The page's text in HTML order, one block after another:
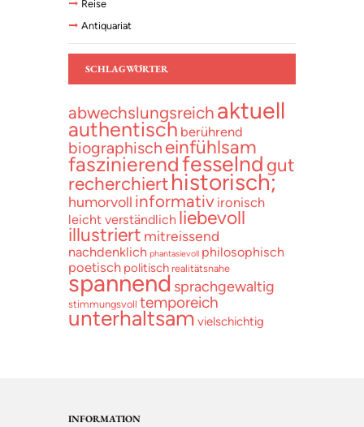
Reise
Antiquariat
SCHLAGWÖRTER
abwechslungsreich aktuell
authentisch berührend
biographisch einfühlsam
faszinierendfesselnd gut
recherchierthistorisch;
humorvoll informativ ironisch
leicht verständlich liebevoll
illustriert mitreissend
nachdenklich phantasievoll philosophisch
poetisch politisch realitätsnahe
spannend sprachgewaltig
stimmungsvoll temporeich
unterhaltsam vielschichtig
INFORMATION